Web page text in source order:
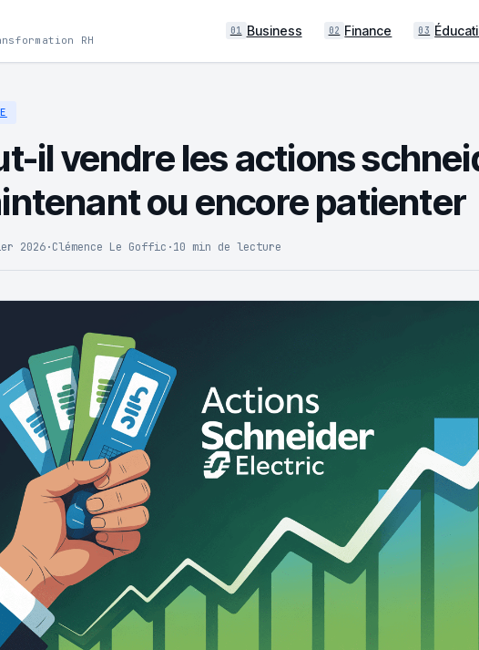
RH
01 Business 02 Finance 03
il vendre les actions
ou encore patienter
2026·Clémence Le Goffic ·10 min de lecture